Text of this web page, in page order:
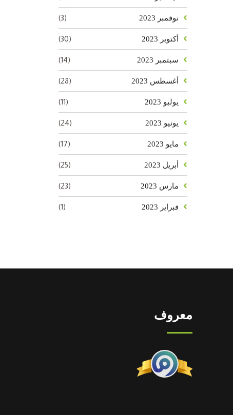
نوفمبر 2023 (3)
أكتوبر 2023 (30)
سبتمبر 2023 (14)
أغسطس 2023 (28)
يوليو 2023 (11)
يونيو 2023 (24)
مايو 2023 (17)
أبريل 2023 (25)
مارس 2023 (23)
فبراير 2023 (1)
معروف